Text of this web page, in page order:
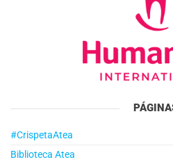
#CrispetaAtea
Biblioteca Atea